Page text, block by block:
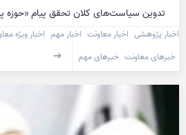
تدوین سیاست‌های کلان تحقق پیام «حوزه
اخبار پژوهشی اخبار معاونت اخبار مهم اخبار ویژه
خبرهای معاونت خبرهای مهم